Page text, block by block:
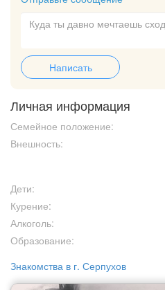
Написать
Личная информация
Семейное положение:
Внешность:
Дети:
Курение:
Алкоголь:
Образование:
Знакомства в г. Серпухов